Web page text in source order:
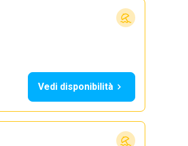
Vedi disponibilità